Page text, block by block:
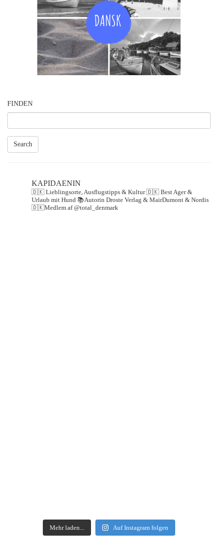
FINDEN
Search
KAPIDAENIN
🇩🇰 Lieblingsorte, Ausflugstipps & Kultur🇩🇰 Best Ager &
Urlaub mit Hund 📚Autorin Droste Verlag & MairDumont & Nordis
🇩🇰Medlem af @total_denmark
Mehr laden... Auf Instagram folgen